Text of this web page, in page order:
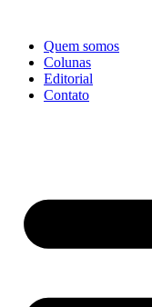
conteúdo
Quem somos
Colunas
Editorial
Contato